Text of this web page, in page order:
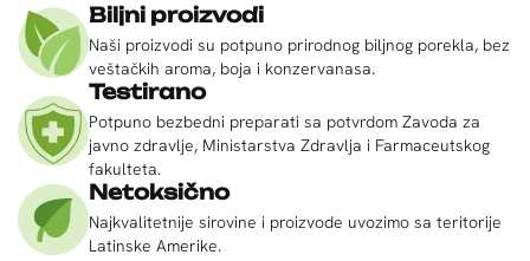
Biljni proizvodi
Naši proizvodi su potpuno prirodnog biljnog porekla, bez
veštačkih aroma, boja i konzervanasa.
Testirano
Potpuno bezbedni preparati sa potvrdom Zavoda za
javno zdravlje, Ministarstva Zdravlja i Farmaceutskog
fakulteta.
Netoksično
Najkvalitetnije sirovine i proizvode uvozimo sa teritorije
Latinske Amerike.